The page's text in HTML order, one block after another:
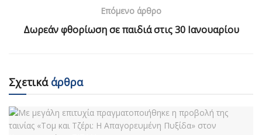
Επόμενο άρθρο
Δωρεάν φθορίωση σε παιδιά στις 30 Ιανουαρίου
Σχετικάάρθρα